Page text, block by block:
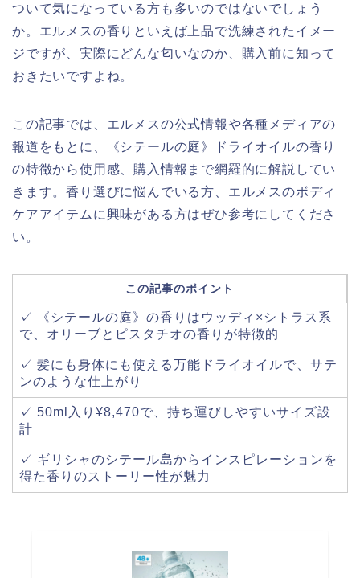
ついて気になっている方も多いのではないでしょう
か。エルメスの香りといえば上品で洗練されたイメー
ジですが、実際にどんな匂いなのか、購入前に知って
おきたいですよね。
この記事では、エルメスの公式情報や各種メディアの
報道をもとに、《シテールの庭》ドライオイルの香り
の特徴から使用感、購入情報まで網羅的に解説してい
きます。香り選びに悩んでいる方、エルメスのボディ
ケアアイテムに興味がある方はぜひ参考にしてくださ
い。
この記事のポイント
✓ 《シテールの庭》の香りはウッディ×シトラス系
で、オリーブとピスタチオの香りが特徴的
✓ 髪にも身体にも使える万能ドライオイルで、サテ
ンのような仕上がり
✓ 50ml入り¥8,470で、持ち運びしやすいサイズ設
計
✓ ギリシャのシテール島からインスピレーションを
得た香りのストーリー性が魅力